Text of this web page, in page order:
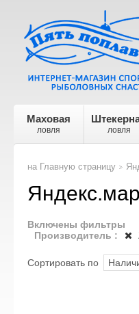
Маховая
ловля ловля
на Главную страницу
Включены фильтры
Производитель :
Сортировать по